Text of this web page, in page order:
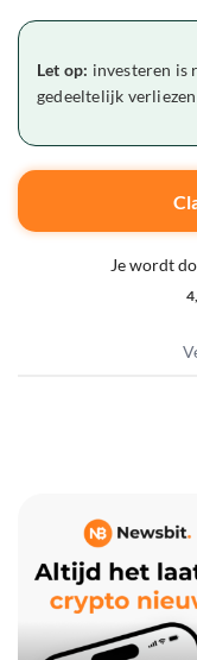
Let op: investeren is
gedeeltelijk verliezen
Je wordt